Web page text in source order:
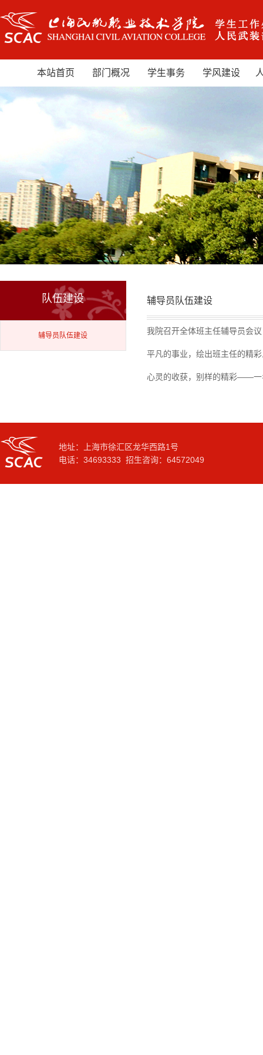
本站首页 部门概况 学生事务 学风建设
队伍建设
辅导员队伍建设
辅导员队伍建设
我院召开全体班主任辅导员会议
平凡的事业，绘出班主任的精
心灵的收获，别样的精彩——一
地址：上海市徐汇区龙华西路1号
电话：34693333 招生咨询：64572049